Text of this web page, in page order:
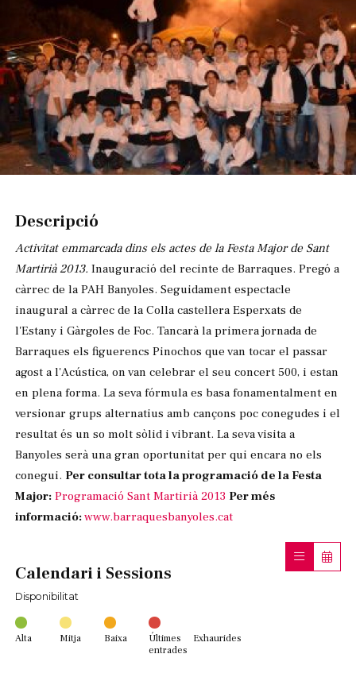
Descripció
Activitat emmarcada dins els actes de la Festa Major de Sant
Martirià 2013. Inauguració del recinte de Barraques. Pregó a
càrrec de la PAH Banyoles. Seguidament espectacle
inaugural a càrrec de la Colla castellera Esperxats de
l'Estany i Gàrgoles de Foc. Tancarà la primera jornada de
Barraques els figuerencs Pinochos que van tocar el passar
agost a l'Acústica, on van celebrar el seu concert 500, i estan
en plena forma. La seva fórmula es basa fonamentalment en
versionar grups alternatius amb cançons poc conegudes i el
resultat és un so molt sòlid i vibrant. La seva visita a
Banyoles serà una gran oportunitat per qui encara no els
conegui. Per consultar tota la programació de la Festa
Major: Programació Sant Martirià 2013 Per més
informació:www.barraquesbanyoles.cat
Calendari i Sessions
Disponibilitat
Alta Mitja Baixa
Últimes
entrades
Exhaurides